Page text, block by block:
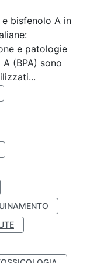
bisfenolo A in
e patologie
(BPA) sono